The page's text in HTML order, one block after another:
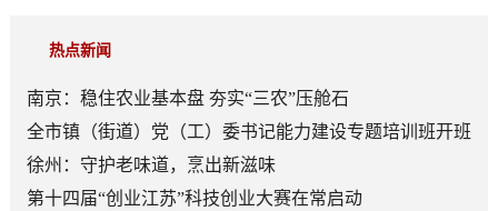
热点新闻
南京：稳住农业基本盘 夯实“三农”压舱石
全市镇（街道）党（工）委书记能力建设专题培训班开班
徐州：守护老味道，烹出新滋味
第十四届“创业江苏”科技创业大赛在常启动